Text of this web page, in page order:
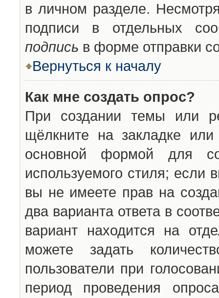
в личном разделе.
подписи в отдельных
подпись в форме отправки
Вернуться к началу
Как мне создать опрос?
При создании темы или
щёлкните на закладке
основной формой для
используемого стиля; если
вы не имеете прав на
два варианта ответа в
вариант находится на
можете задать
пользователи при
период проведения